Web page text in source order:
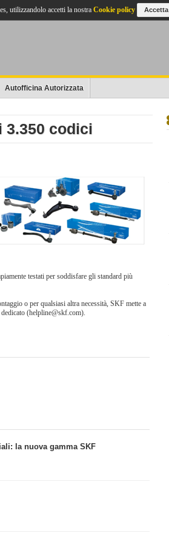
Autofficina Autorizzata
3.350 codici
testati per soddisfare gli standard più
o per qualsiasi altra necessità, SKF mette a
(helpline@skf.com).
la nuova gamma SKF
utilizzandolo accetti la nostra Cookie policy Accetta